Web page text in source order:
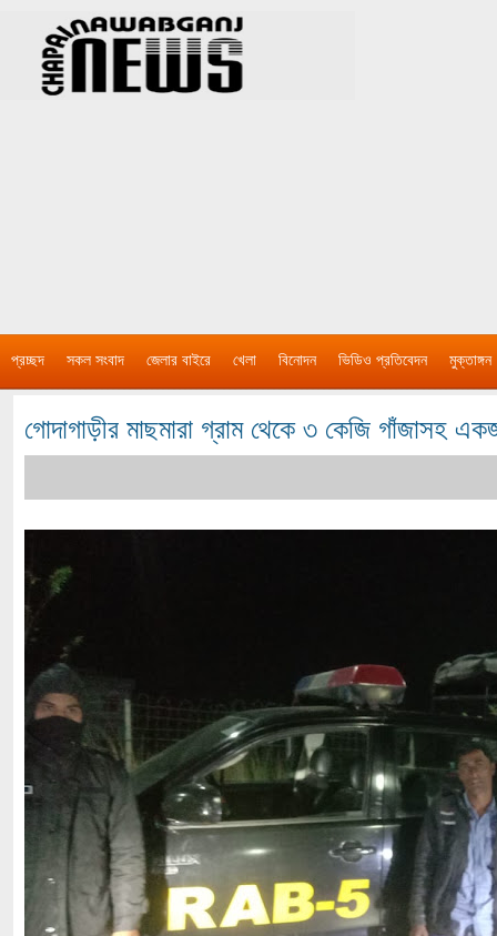
প্রচ্ছদ সকল সংবাদ জেলার বাইরে খেলা বিনোদন ভিডিও প্রতিবেদন মুক্তাঙ্গন
গোদাগাড়ীর মাছমারা গ্রাম থেকে ৩ কেজি গাঁজাসহ